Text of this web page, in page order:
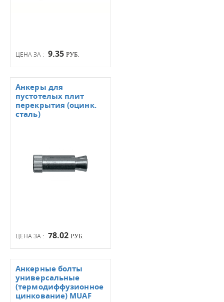
ЦЕНА ЗА : 9.35 РУБ.
ЦЕНА ЗА : 78.02 РУБ.
Анкеры для
пустотелых плит
перекрытия (оцинк.
сталь)
Анкерные болты
универсальные
(термодиффузионное
цинкование) MUAF